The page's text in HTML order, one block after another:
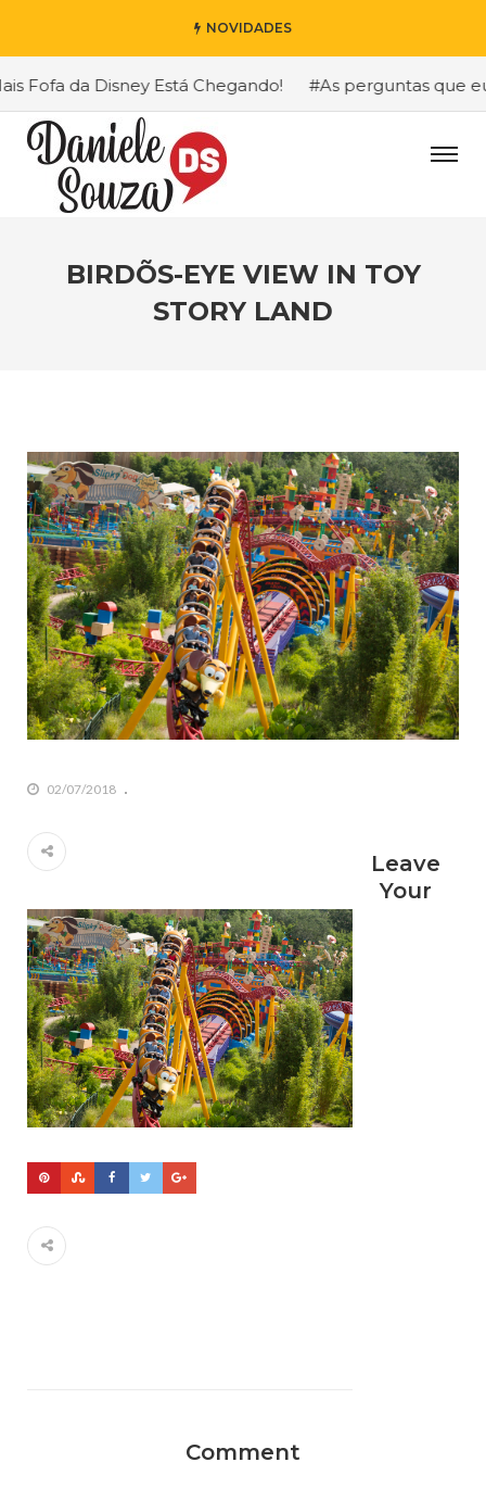
NOVIDADES
Fofa da Disney Está Chegando! #As perguntas que eu
BIRDÕS-EYE VIEW IN TOY
STORY LAND
02/07/2018
Leave
Your
Comment